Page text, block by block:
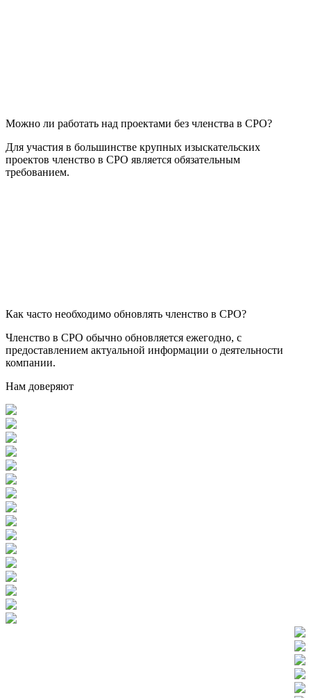
Можно ли работать над проектами без членства в СРО?
Для участия в большинстве крупных изыскательских
проектов членство в СРО является обязательным
требованием.
Как часто необходимо обновлять членство в СРО?
Членство в СРО обычно обновляется ежегодно, с
предоставлением актуальной информации о деятельности
компании.
Нам доверяют